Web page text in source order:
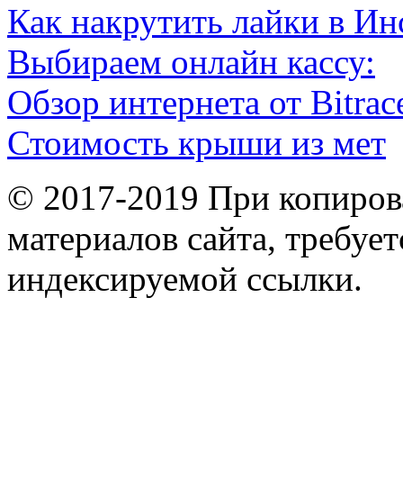
Как накрутить лайки в
Выбираем онлайн кассу:
Обзор интернета от
Стоимость крыши из мет
© 2017-2019 При
материалов сайта,
индексируемой ссылки.